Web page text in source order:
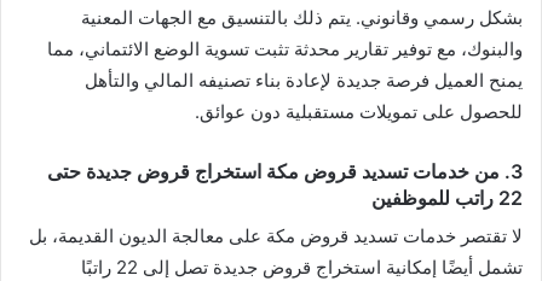
بشكل رسمي وقانوني. يتم ذلك بالتنسيق مع الجهات المعنية
والبنوك، مع توفير تقارير محدثة تثبت تسوية الوضع الائتماني، مما
يمنح العميل فرصة جديدة لإعادة بناء تصنيفه المالي والتأهل
للحصول على تمويلات مستقبلية دون عوائق.
3. من خدمات تسديد قروض مكة استخراج قروض جديدة حتى
22 راتب للموظفين
لا تقتصر خدمات تسديد قروض مكة على معالجة الديون القديمة، بل
تشمل أيضًا إمكانية استخراج قروض جديدة تصل إلى 22 راتبًا